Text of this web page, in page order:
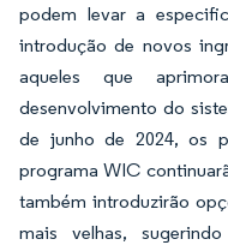
podem levar a
introdução de novos
aqueles que
desenvolvimento do
de junho de 2024, os
programa WIC
também introduzirão
mais velhas,